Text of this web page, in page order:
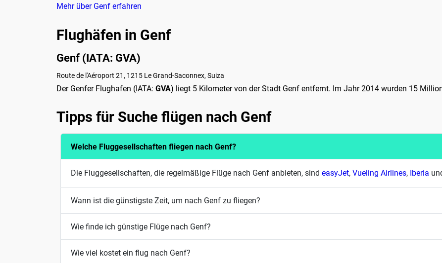
Mehr über Genf erfahren
Flughäfen in Genf
Genf (IATA: GVA)
Route de l'Aéroport 21, 1215 Le Grand-Saconnex, Suiza
Der Genfer Flughafen (IATA: GVA) liegt 5 Kilometer von der Stadt Genf entfernt. Im Jahr 2014 wurden 15
Tipps für Suche flügen nach Genf
Welche Fluggesellschaften fliegen nach Genf?
Die Fluggesellschaften, die regelmäßige Flüge nach Genf anbieten, sind easyJet, Vueling Airlines, Iberia
Wann ist die günstigste Zeit, um nach Genf zu fliegen?
Wie finde ich günstige Flüge nach Genf?
Wie viel kostet ein flug nach Genf?